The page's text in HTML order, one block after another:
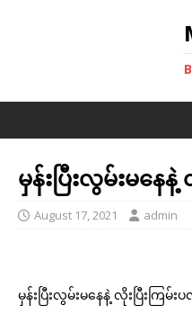
မှန်းပြီးလွမ်းမနေ
August 17, 2021 admin
မှန်းပြီးလွမ်းမနေနဲ့ လိုးပြီးကြမ်